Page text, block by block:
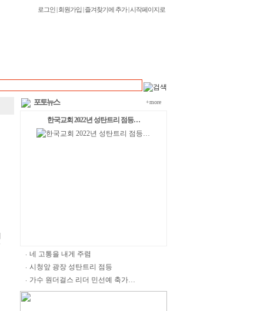
로그인|회원가입|즐겨찾기에 추가|시작페이지로
포토뉴스 +more
한국교회 2022년 성탄트리 점등…
네 고통을 내게 주렴
시청앞 광장 성탄트리 점등
가수 원더걸스 리더 민선예 축가…